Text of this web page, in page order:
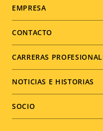
Footer
menu
EMPRESA
CONTACTO
CARRERAS
NOTICIAS E HISTORIAS
SOCIO